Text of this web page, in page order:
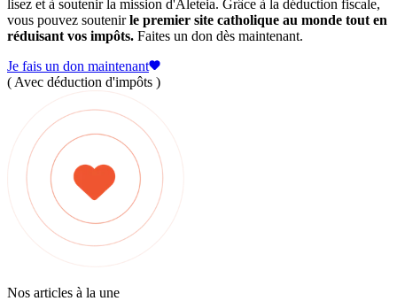
lisez et à soutenir la mission d'Aleteia. Grâce à la déduction fiscale,
vous pouvez soutenirle premier site catholique au monde tout en
réduisant vos impôts. Faites un don dès maintenant.
Je fais un don maintenant
( Avec déduction d'impôts )
Nos articles à la une